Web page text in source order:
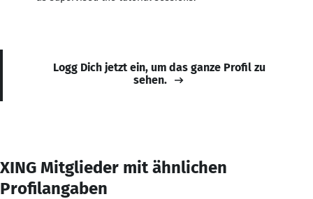
Logg Dich jetzt ein, um das ganze Profil zu
sehen.
XING Mitglieder mit ähnlichen
Profilangaben